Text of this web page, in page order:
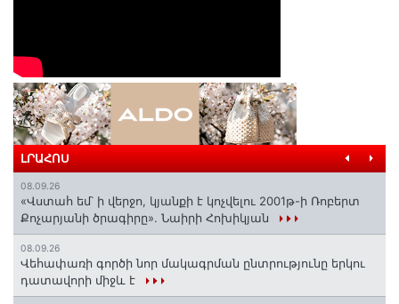
ԼՐԱՀՈՍ
08.09.26
«Վստահ եմ՝ ի վերջո, կյանքի է կոչվելու 2001թ-ի Ռոբերտ
Քոչարյանի ծրագիրը». Նաիրի Հոխիկյան
08.09.26
Վեհափառի գործի նոր մակագրման ընտրությունը երկու
դատավորի միջև է